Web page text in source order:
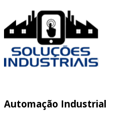
Automação Industrial